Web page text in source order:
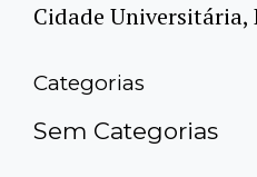
Cidade Universitária,
Categorias
Sem Categorias